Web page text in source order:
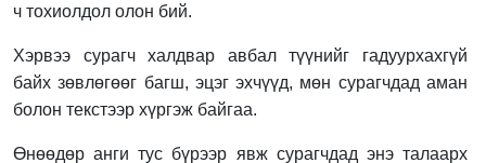
ч тохиолдол олон бий.
Хэрвээ сурагч халдвар авбал түүнийг гадуурхахгүй
байх зөвлөгөөг багш, эцэг эхчүүд, мөн сурагчдад аман
болон текстээр хүргэж байгаа.
Өнөөдөр анги тус бүрээр явж сурагчдад энэ талаарх